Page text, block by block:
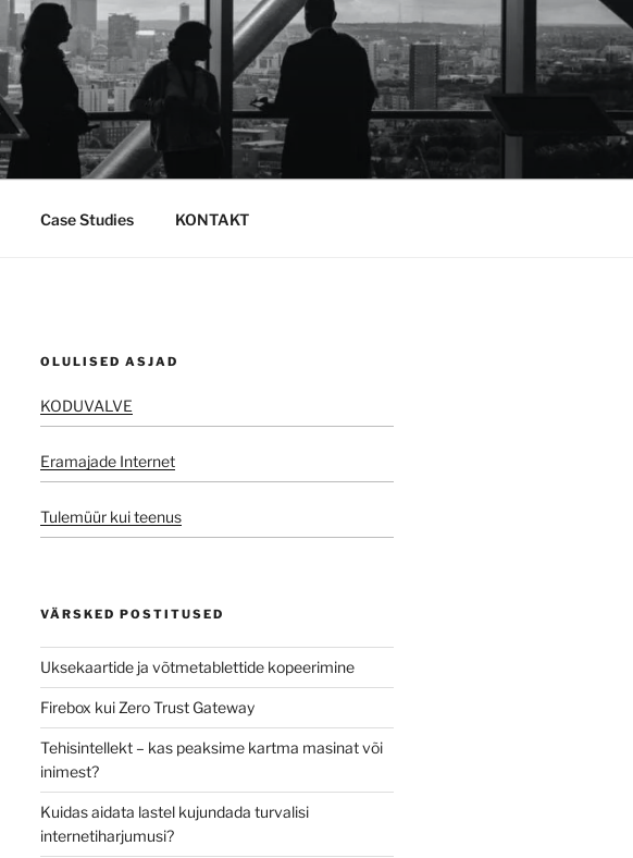
Case Studies KONTAKT
OLULISED ASJAD
KODUVALVE
Eramajade Internet
Tulemüür kui teenus
VÄRSKED POSTITUSED
Uksekaartide ja võtmetablettide kopeerimine
Firebox kui Zero Trust Gateway
Tehisintellekt – kas peaksime kartma masinat või
inimest?
Kuidas aidata lastel kujundada turvalisi
internetiharjumusi?